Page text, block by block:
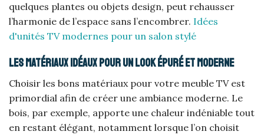
quelques plantes ou objets design, peut rehausser
l’harmonie de l’espace sans l’encombrer. Idées
d'unités TV modernes pour un salon stylé
Les matériaux idéaux pour un look épuré et moderne
Choisir les bons matériaux pour votre meuble TV est
primordial afin de créer une ambiance moderne. Le
bois, par exemple, apporte une chaleur indéniable tout
en restant élégant, notamment lorsque l’on choisit